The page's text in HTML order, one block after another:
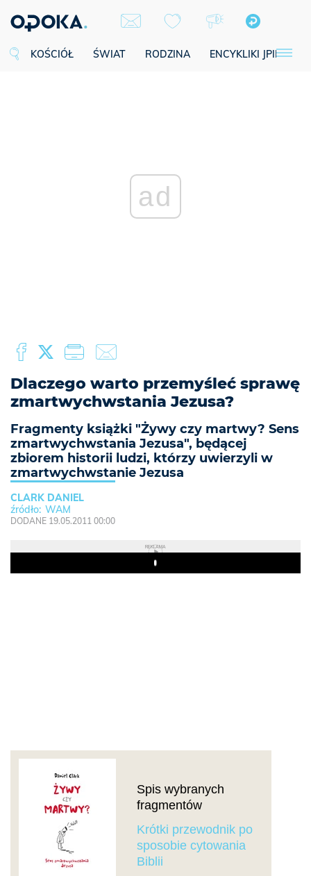
KOŚCIÓŁ ŚWIAT RODZINA ENCYKLIKI JPII
ad
Dlaczego warto przemyśleć sprawę
zmartwychwstania Jezusa?
Fragmenty książki "Żywy czy martwy? Sens
zmartwychwstania Jezusa", będącej
zbiorem historii ludzi, którzy uwierzyli w
zmartwychwstanie Jezusa
CLARK DANIEL
WAM
DODANE 19.05.2011 00:00
REKLAMA
Play
Spis wybranych
fragmentów
Krótki przewodnik po
sposobie cytowania
Biblii